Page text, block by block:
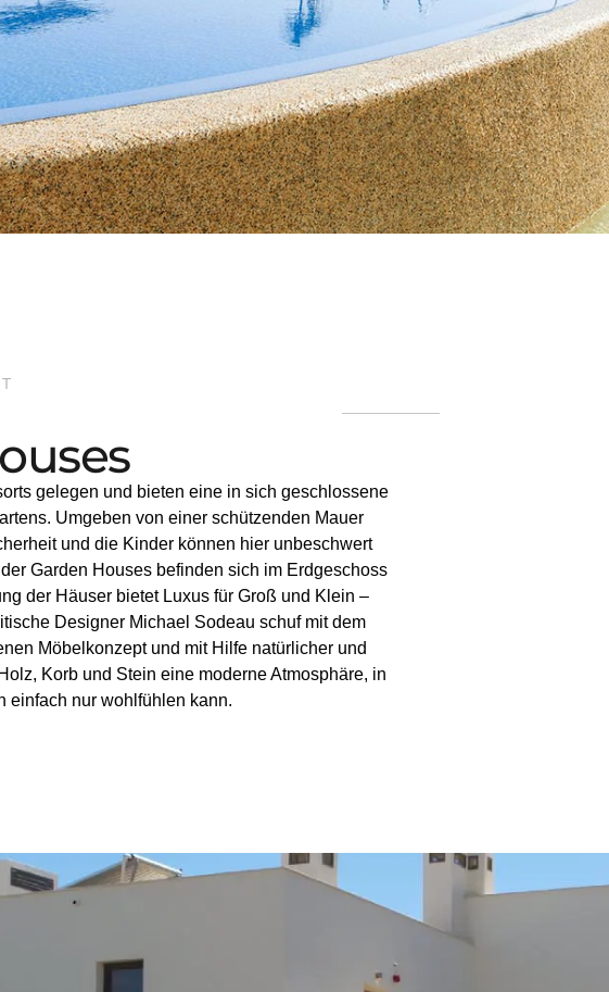
gelegen und bieten eine in sich geschlossene
Umgeben von einer schützenden Mauer
und die Kinder können hier unbeschwert
Garden Houses befinden sich im Erdgeschoss
der Häuser bietet Luxus für Groß und Klein –
Designer Michael Sodeau schuf mit dem
Möbelkonzept und mit Hilfe natürlicher und
Korb und Stein eine moderne Atmosphäre, in
einfach nur wohlfühlen kann.